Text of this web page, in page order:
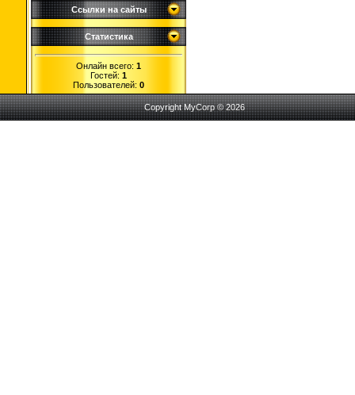
Ссылки на сайты
Статистика
Онлайн всего: 1
Гостей: 1
Пользователей: 0
Copyright MyCorp © 2026